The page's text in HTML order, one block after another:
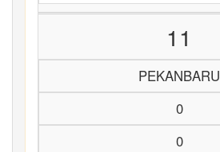
11
PEKANBARU
0
0